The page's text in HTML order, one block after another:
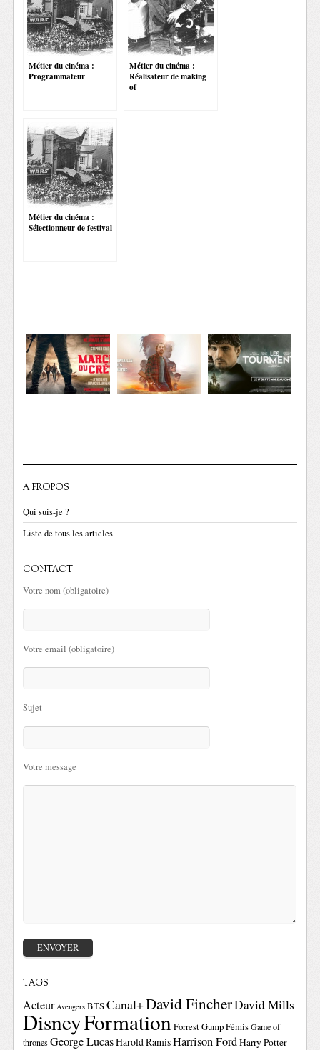
Métier du cinéma :
Programmateur
Métier du cinéma :
Réalisateur de making
of
Métier du cinéma :
Sélectionneur de festival
A PROPOS
Qui suis-je ?
Liste de tous les articles
CONTACT
Votre nom (obligatoire)
Votre email (obligatoire)
Sujet
Votre message
TAGS
Acteur Avengers BTSCanal+David FincherDavid Mills
DisneyFormationForrest GumpFémis Game of
thrones George LucasHarold RamisHarrison FordHarry Potter